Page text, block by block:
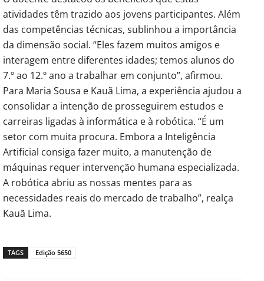
atividades têm trazido aos jovens participantes. Além
das competências técnicas, sublinhou a importância
da dimensão social. “Eles fazem muitos amigos e
interagem entre diferentes idades; temos alunos do
7.º ao 12.º ano a trabalhar em conjunto”, afirmou.
Para Maria Sousa e Kauã Lima, a experiência ajudou a
consolidar a intenção de prosseguirem estudos e
carreiras ligadas à informática e à robótica. “É um
setor com muita procura. Embora a Inteligência
Artificial consiga fazer muito, a manutenção de
máquinas requer intervenção humana especializada.
A robótica abriu as nossas mentes para as
necessidades reais do mercado de trabalho”, realça
Kauã Lima.
TAGS Edição 5650